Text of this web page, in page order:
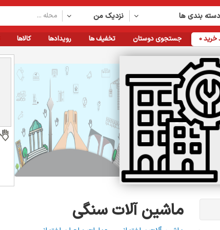
نزدیک من بندی ها
کالاها رویدادها تخفیف ها جستجوی دوستان خرید0
ماشین آلات سنگی